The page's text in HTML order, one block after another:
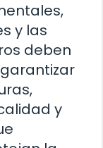
y las
deben
y